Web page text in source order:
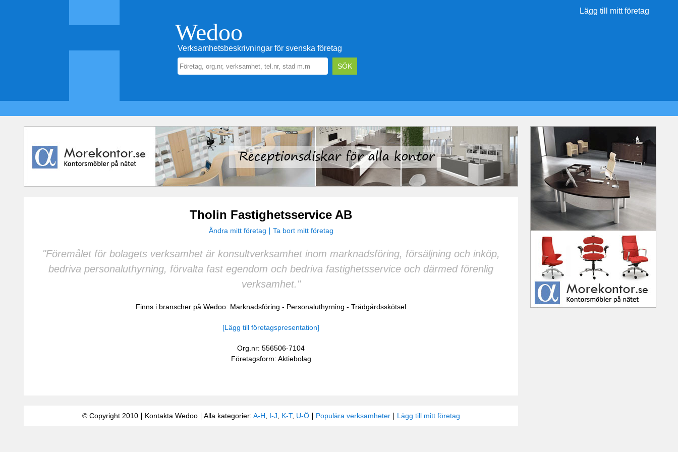
Lägg till mitt företag
Wedoo
Verksamhetsbeskrivningar för svenska företag
Tholin Fastighetsservice AB
Ändra mitt företag Ta bort mitt företag
"Föremålet för bolagets verksamhet är konsultverksamhet inom marknadsföring, försäljning och inköp,
bedriva personaluthyrning, förvalta fast egendom och bedriva fastighetsservice och därmed förenlig
verksamhet."
Finns i branscher på Wedoo: Marknadsföring - Personaluthyrning - Trädgårdsskötsel
[Lägg till företagspresentation]
Org.nr: 556506-7104
Företagsform: Aktiebolag
© Copyright 2010 Kontakta Wedoo Alla kategorier: A-H I-J K-T, U-Ö Populära verksamheter Lägg till mitt företag